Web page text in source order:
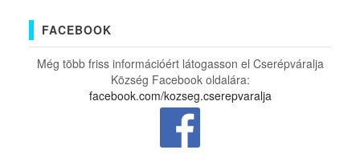
FACEBOOK
Még több friss információért látogasson el Cserépváralja
Község Facebook oldalára:
facebook.com/kozseg.cserepvaralja